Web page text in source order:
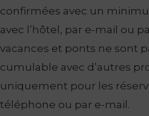
confirmées avec un
avec l’hôtel, par e-mail ou
vacances et ponts ne sont
cumulable avec d’autres
uniquement pour les
téléphone ou par e-mail.